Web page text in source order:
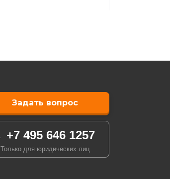
Задать вопрос
+7 495 646 1257
Только для юридических лиц